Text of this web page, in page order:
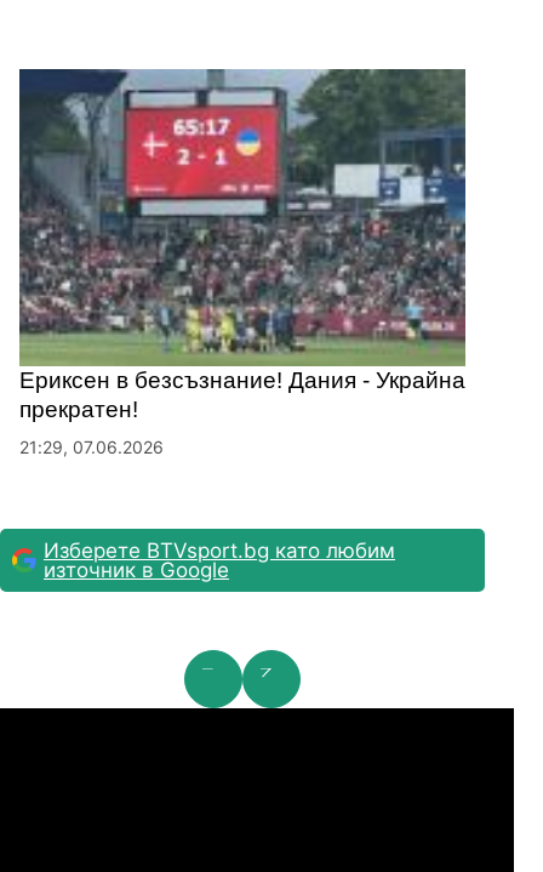
Ериксен в безсъзнание! Дания - Украйна
прекратен!
21:29, 07.06.2026
Изберете BTVsport.bg като любим
източник в Google